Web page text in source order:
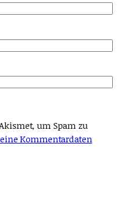
um Spam zu
Kommentardaten